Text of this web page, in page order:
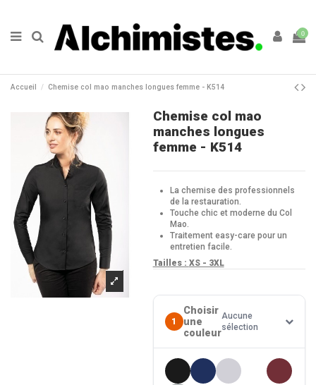
0
Accueil Chemise col mao manches longues femme - K514
Chemise col mao
manches longues
femme - K514
La chemise des professionnels
de la restauration.
Touche chic et moderne du Col
Mao.
Traitement easy-care pour un
entretien facile.
Tailles : XS - 3XL
1
Choisir
une
couleur
Aucune
sélection